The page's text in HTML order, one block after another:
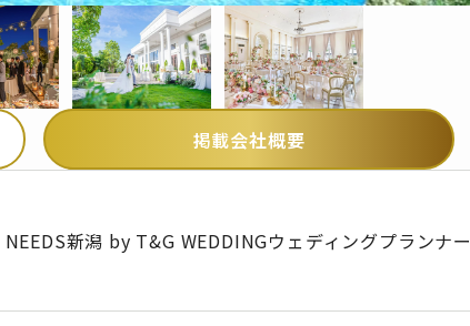
掲載会社概要
NEEDS新潟 by T&G WEDDINGウェディングプランナー